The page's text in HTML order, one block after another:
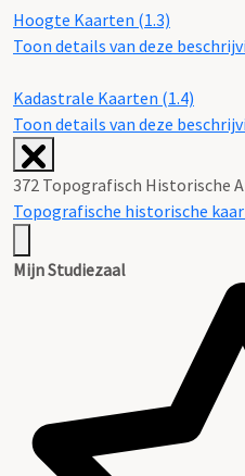
Hoogte Kaarten (1.3)
Toon details van deze
Kadastrale Kaarten (1.4)
Toon details van deze
372 Topografisch Historische
Topografische historische
Mijn Studiezaal